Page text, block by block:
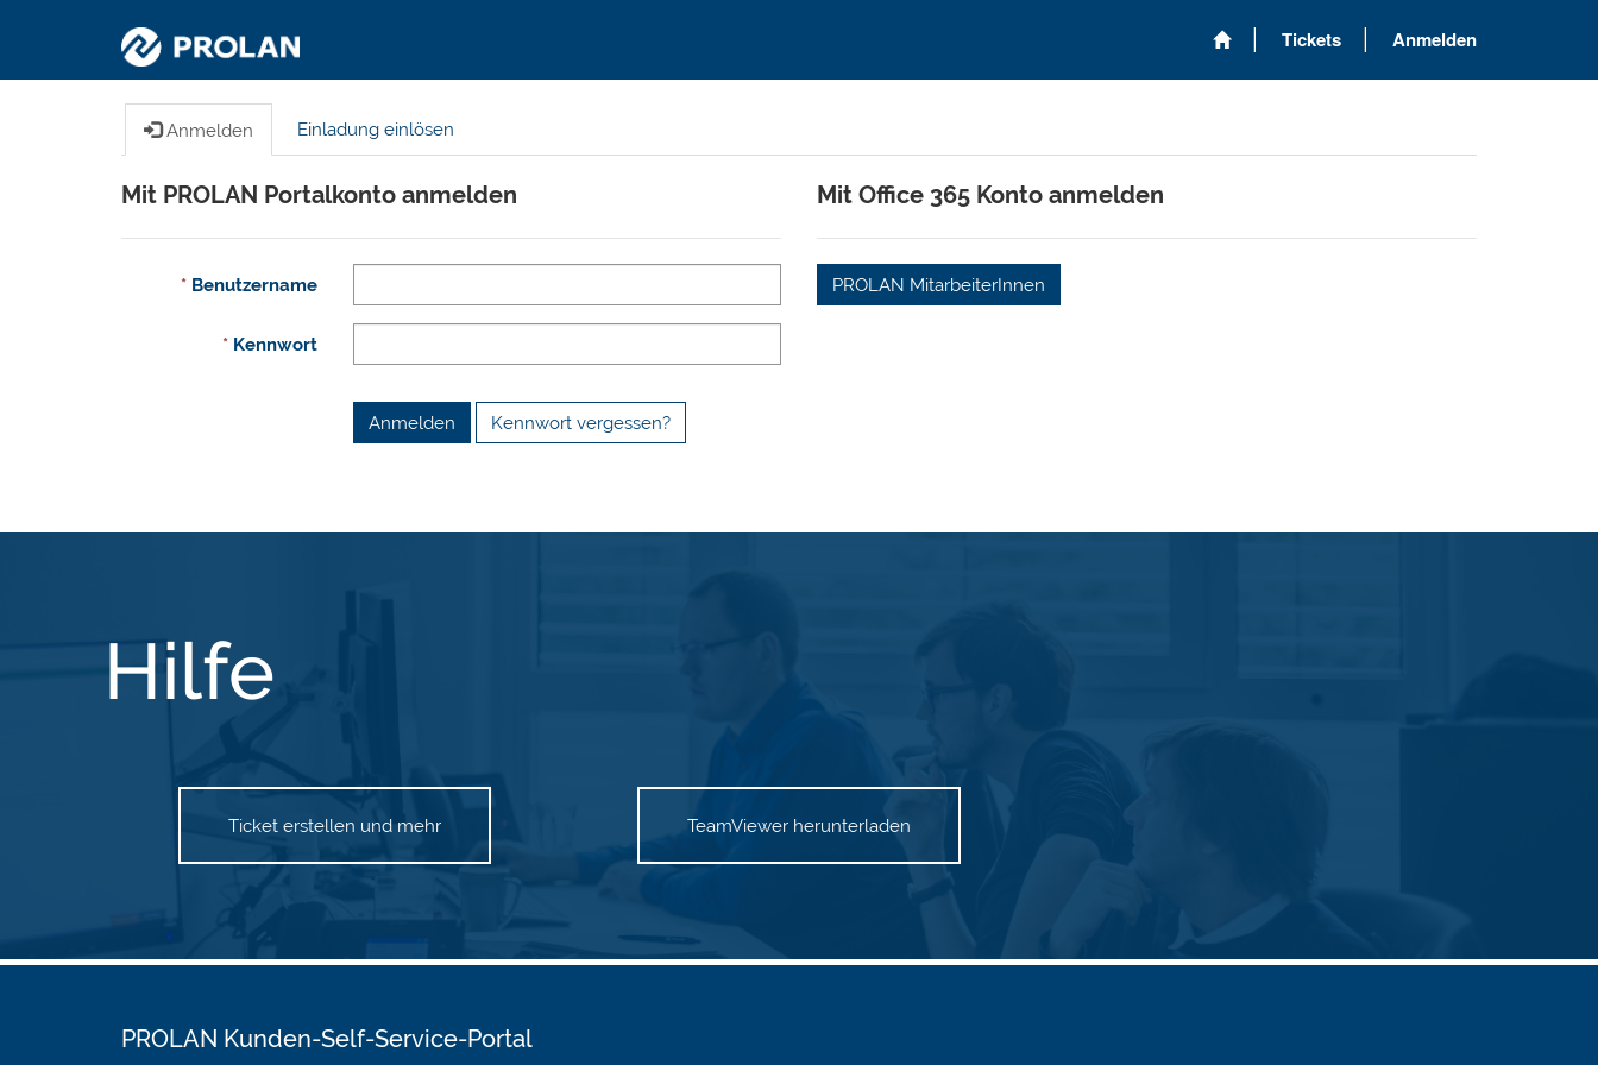
Tickets Anmelden
Anmelden Einladung einlösen
Mit PROLAN Portalkonto anmelden
Benutzername
Kennwort
Anmelden Kennwort vergessen?
Mit Office 365 Konto anmelden
PROLAN MitarbeiterInnen
Hilfe
Ticket erstellen und mehr TeamViewer herunterladen
PROLAN Kunden-Self-Service-Portal